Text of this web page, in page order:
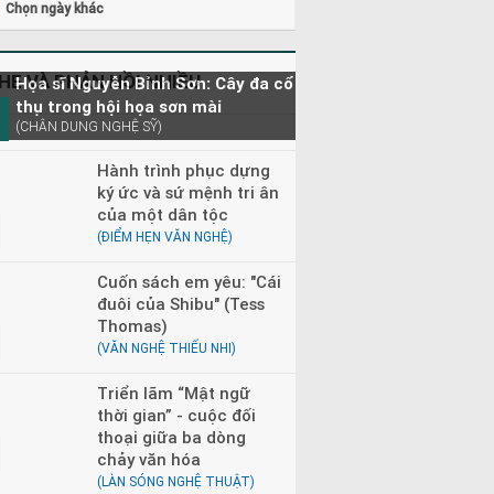
Chọn ngày khác
VÀ PHẢN HỒI NHIỀU
Họa sĩ Nguyễn Bỉnh Sơn: Cây đa cổ
thụ trong hội họa sơn mài
(CHÂN DUNG NGHỆ SỸ)
Hành trình phục dựng
ký ức và sứ mệnh tri ân
của một dân tộc
(ĐIỂM HẸN VĂN NGHỆ)
Cuốn sách em yêu: "Cái
đuôi của Shibu" (Tess
Thomas)
(VĂN NGHỆ THIẾU NHI)
Triển lãm “Mật ngữ
thời gian” - cuộc đối
thoại giữa ba dòng
chảy văn hóa
(LÀN SÓNG NGHỆ THUẬT)